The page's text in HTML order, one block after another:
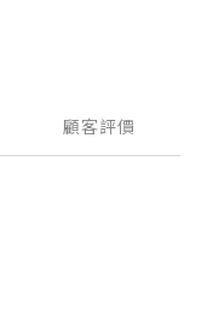
顧客評價